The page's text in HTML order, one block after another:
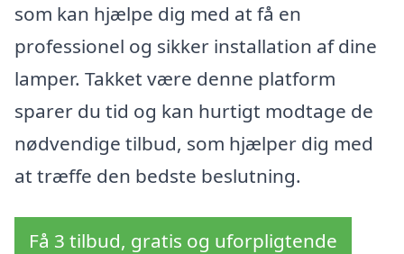
som kan hjælpe dig med at få en
professionel og sikker installation af dine
lamper. Takket være denne platform
sparer du tid og kan hurtigt modtage de
nødvendige tilbud, som hjælper dig med
at træffe den bedste beslutning.
Få 3 tilbud, gratis og uforpligtende